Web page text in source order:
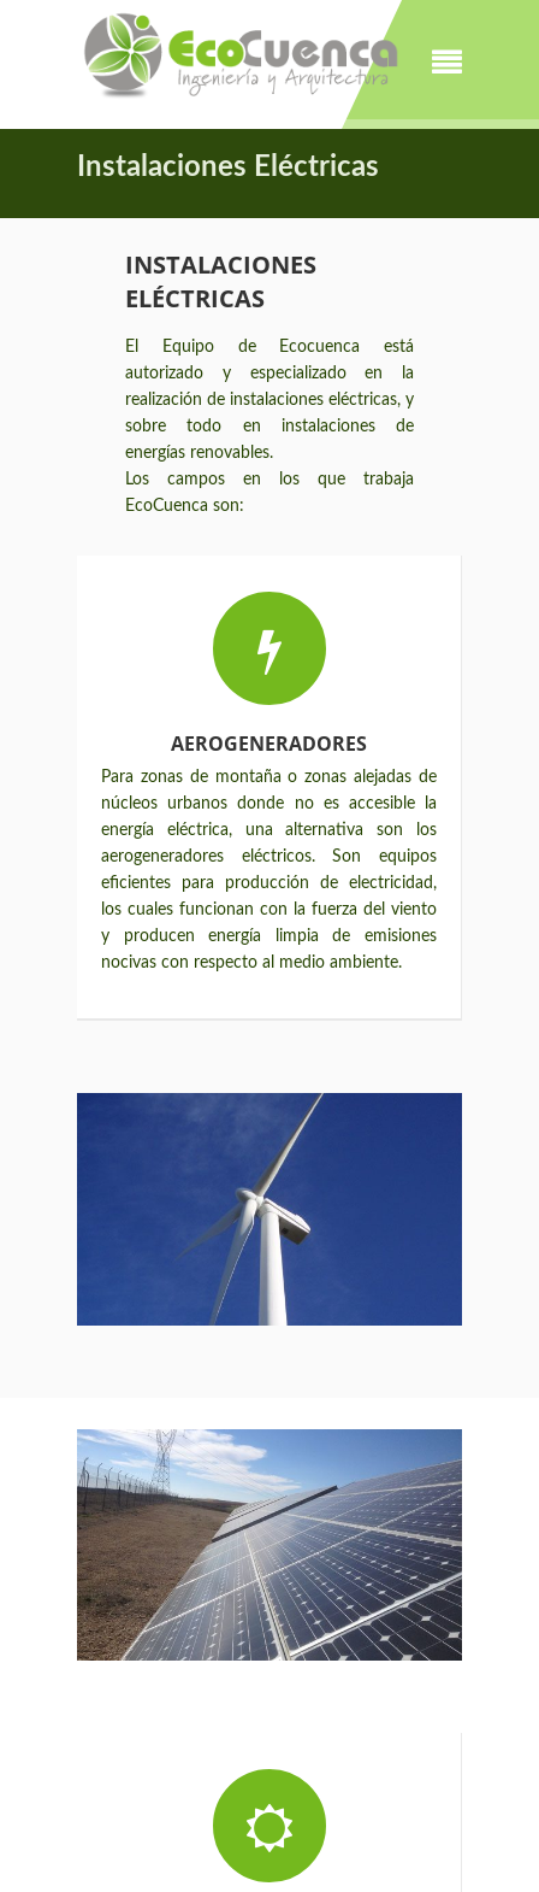
Instalaciones Eléctricas
INSTALACIONES
ELÉCTRICAS
El Equipo de Ecocuenca está
autorizado y especializado en la
realización de instalaciones eléctricas, y
sobre todo en instalaciones de
energías renovables.
Los campos en los que trabaja
EcoCuenca son:
AEROGENERADORES
Para zonas de montaña o zonas alejadas de
núcleos urbanos donde no es accesible la
energía eléctrica, una alternativa son los
aerogeneradores eléctricos. Son equipos
eficientes para producción de electricidad,
los cuales funcionan con la fuerza del viento
y producen energía limpia de emisiones
nocivas con respecto al medio ambiente.